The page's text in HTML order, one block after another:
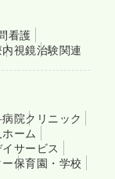
看護
内視鏡治験関連
院クリニック
ーム
サービス
保育園・学校